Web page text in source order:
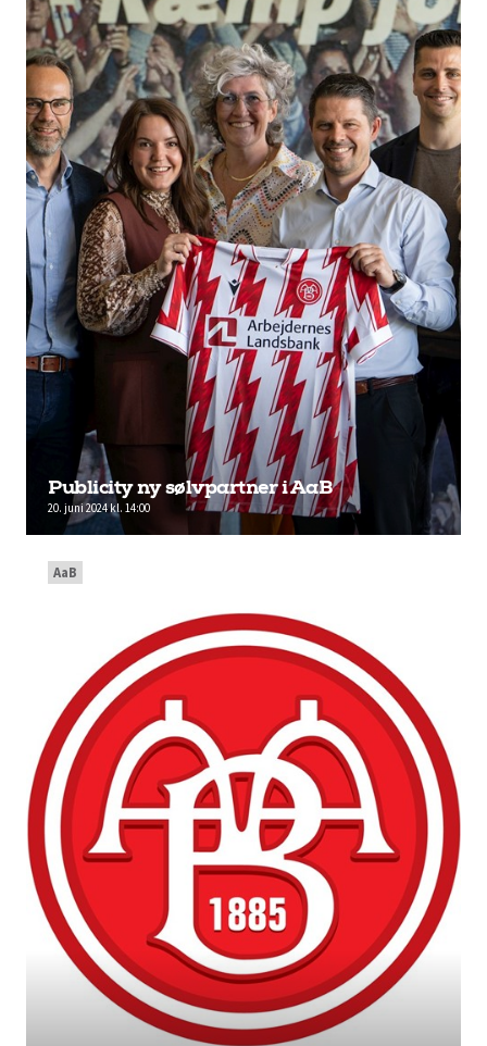
Publicity ny sølvpartner i AaB
20. juni 2024 kl. 14:00
AaB